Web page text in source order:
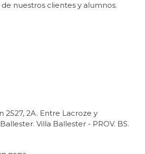
nuestros clientes y alumnos.
2527, 2A. Entre Lacroze y
Villa Ballester - PROV. BS.